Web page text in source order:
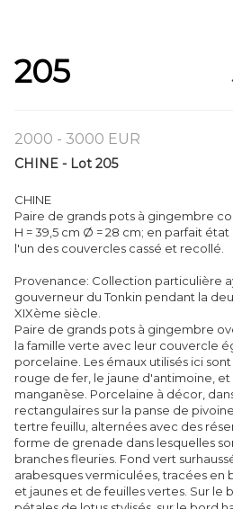
205
2000 - 3000 EUR
CHINE - Lot 205
CHINE
Paire de grands pots à gingembre
H = 39,5 cm Ø = 28 cm; en parfait
l'un des couvercles cassé et recollé.
Provenance: Collection particulière
gouverneur du Tonkin pendant la
XIXème siècle.
Paire de grands pots à gingembre
la famille verte avec leur couvercle
porcelaine. Les émaux utilisés ici
rouge de fer, le jaune d'antimoine,
manganèse. Porcelaine à décor,
rectangulaires sur la panse de
tertre feuillu, alternées avec des
forme de grenade dans lesquelles
branches fleuries. Fond vert
arabesques vermiculées, tracées en
et jaunes et de feuilles vertes. Sur le